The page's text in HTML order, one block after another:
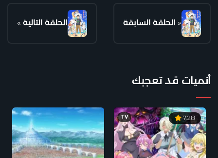
الحلقة التالية » « الحلقة السابقة
أنميات قد تعجبك
7.28
TV